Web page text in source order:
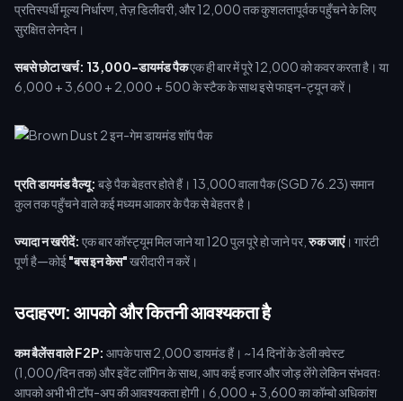
प्रतिस्पर्धी मूल्य निर्धारण, तेज़ डिलीवरी, और 12,000 तक कुशलतापूर्वक पहुँचने के लिए
सुरक्षित लेनदेन।
सबसे छोटा खर्च: 13,000-डायमंड पैकएक ही बार में पूरे 12,000 को कवर करता है। या
6,000 + 3,600 + 2,000 + 500 के स्टैक के साथ इसे फाइन-ट्यून करें।
प्रति डायमंड वैल्यू: बड़े पैक बेहतर होते हैं। 13,000 वाला पैक (SGD 76.23) समान
कुल तक पहुँचने वाले कई मध्यम आकार के पैक से बेहतर है।
ज्यादा न खरीदें: एक बार कॉस्ट्यूम मिल जाने या 120 पुल पूरे हो जाने पर,रुक जाएं। गारंटी
पूर्ण है—कोई"बस इन केस"खरीदारी न करें।
उदाहरण: आपको और कितनी आवश्यकता है
कम बैलेंस वाले F2P: आपके पास 2,000 डायमंड हैं। ~14 दिनों के डेली क्वेस्ट
(1,000/दिन तक) और इवेंट लॉगिन के साथ, आप कई हजार और जोड़ लेंगे लेकिन संभवतः
आपको अभी भी टॉप-अप की आवश्यकता होगी। 6,000 + 3,600 का कॉम्बो अधिकांश